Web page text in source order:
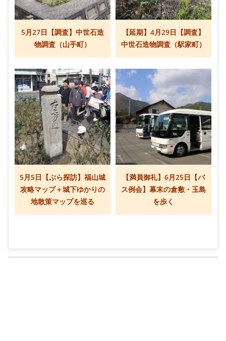
5月27日【調査】中世石造
物調査（山手町）
【延期】4月29日【調査】
中世石造物調査（駅家町）
5月5日【ぶら探訪】福山城
攻略マップ＋城下ゆかりの
地散策マップを巡る
【満員御礼】6月25日【バ
ス例会】幕末の倉敷・玉島
を歩く